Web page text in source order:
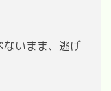
ないまま、逃げ